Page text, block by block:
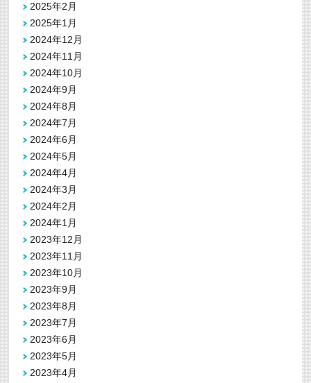
2025年2月
2025年1月
2024年12月
2024年11月
2024年10月
2024年9月
2024年8月
2024年7月
2024年6月
2024年5月
2024年4月
2024年3月
2024年2月
2024年1月
2023年12月
2023年11月
2023年10月
2023年9月
2023年8月
2023年7月
2023年6月
2023年5月
2023年4月